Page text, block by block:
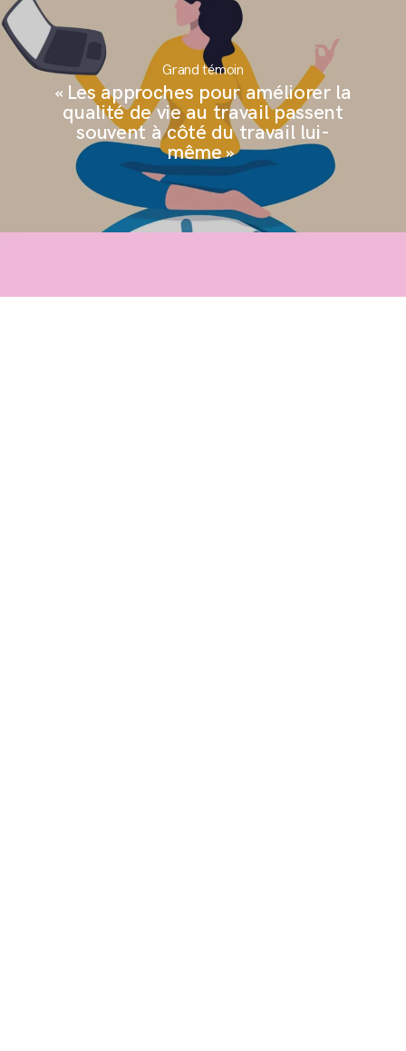
Grand témoin
« Les approches pour améliorer la
qualité de vie au travail passent
souvent à côté du travail lui-
même »